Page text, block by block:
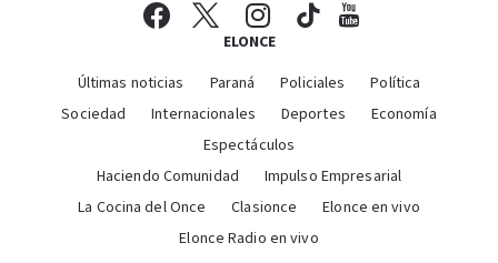
ELONCE
Últimas noticias Paraná Policiales
Política
Sociedad
Internacionales Deportes
Economía
Espectáculos
Haciendo Comunidad
Impulso Empresarial
La Cocina del Once
Clasionce
Elonce en vivo
Elonce Radio en vivo